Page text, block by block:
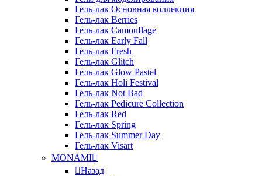
Гель-лак Основная коллекция
Гель-лак Berries
Гель-лак Camouflage
Гель-лак Early Fall
Гель-лак Fresh
Гель-лак Glitch
Гель-лак Glow Pastel
Гель-лак Holi Festival
Гель-лак Not Bad
Гель-лак Pedicure Collection
Гель-лак Red
Гель-лак Spring
Гель-лак Summer Day
Гель-лак Visart
MONAMI
Назад